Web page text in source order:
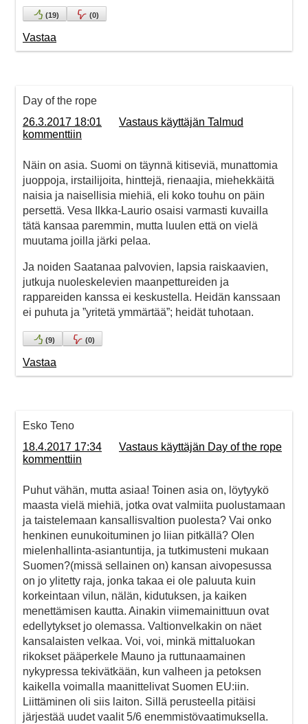
(19) (0)
Vastaa
Day of the rope
26.3.2017 18:01
Vastaus käyttäjän Talmud
kommenttiin
Näin on asia. Suomi on täynnä kitiseviä, munattomia
juoppoja, irstailijoita, hinttejä, rienaajia, miehekkäitä
naisia ja naisellisia miehiä, eli koko touhu on päin
persettä. Vesa Ilkka-Laurio osaisi varmasti kuvailla
tätä kansaa paremmin, mutta luulen että on vielä
muutama joilla järki pelaa.
Ja noiden Saatanaa palvovien, lapsia raiskaavien,
jutkuja nuoleskelevien maanpettureiden ja
rappareiden kanssa ei keskustella. Heidän kanssaan
ei puhuta ja ”yritetä ymmärtää”; heidät tuhotaan.
(9) (0)
Vastaa
Esko Teno
18.4.2017 17:34
Vastaus käyttäjän Day of the rope
kommenttiin
Puhut vähän, mutta asiaa! Toinen asia on, löytyykö
maasta vielä miehiä, jotka ovat valmiita puolustamaan
ja taistelemaan kansallisvaltion puolesta? Vai onko
henkinen eunukoituminen jo liian pitkällä? Olen
mielenhallinta-asiantuntija, ja tutkimusteni mukaan
Suomen?(missä sellainen on) kansan aivopesussa
on jo ylitetty raja, jonka takaa ei ole paluuta kuin
korkeintaan vilun, nälän, kidutuksen, ja kaiken
menettämisen kautta. Ainakin viimemainittuun ovat
edellytykset jo olemassa. Valtionvelkakin on näet
kansalaisten velkaa. Voi, voi, minkä mittaluokan
rikokset pääperkele Mauno ja ruttunaamainen
nykypressa tekivätkään, kun valheen ja petoksen
kaikella voimalla maanittelivat Suomen EU:iin.
Liittäminen oli siis laiton. Sillä perusteella pitäisi
järjestää uudet vaalit 5/6 enemmistövaatimuksella.